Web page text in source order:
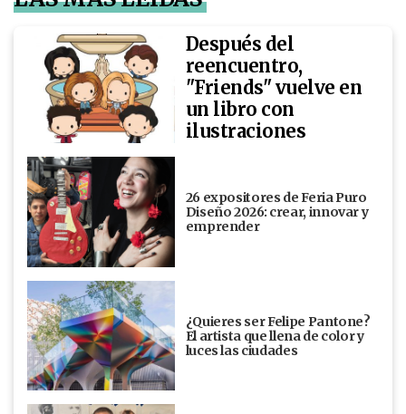
Después del
reencuentro,
"Friends" vuelve en
un libro con
ilustraciones
26 expositores de Feria Puro
Diseño 2026: crear, innovar y
emprender
¿Quieres ser Felipe Pantone?
El artista que llena de color y
luces las ciudades